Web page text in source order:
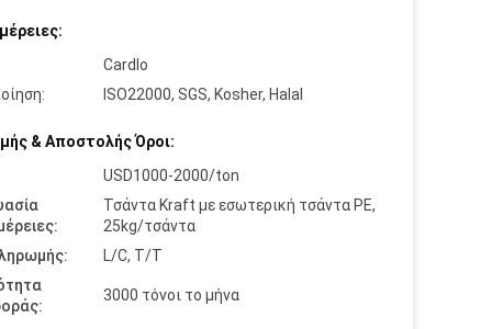
Cardlo
ISO22000, SGS, Kosher, Halal
& Αποστολής Όροι:
USD1000-2000/ton
Τσάντα Kraft με εσωτερική τσάντα PE,
25kg/τσάντα
L/C, T/T
3000 τόνοι το μήνα